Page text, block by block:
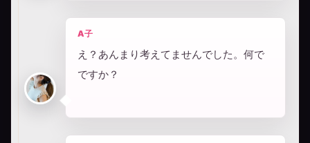
A子
え？あんまり考えてませんでした。何で
ですか？